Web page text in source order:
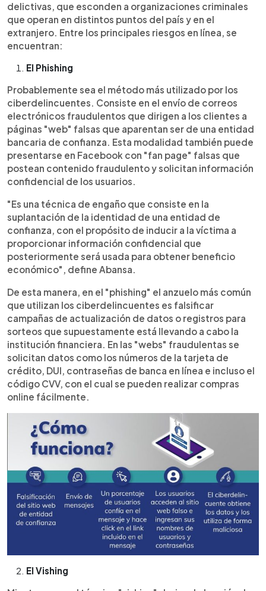
delictivas, que esconden a organizaciones criminales
que operan en distintos puntos del país y en el
extranjero. Entre los principales riesgos en línea, se
encuentran:
El Phishing
Probablemente sea el método más utilizado por los
ciberdelincuentes. Consiste en el envío de correos
electrónicos fraudulentos que dirigen a los clientes a
páginas "web" falsas que aparentan ser de una entidad
bancaria de confianza. Esta modalidad también puede
presentarse en Facebook con "fan page" falsas que
postean contenido fraudulento y solicitan información
confidencial de los usuarios.
"Es una técnica de engaño que consiste en la
suplantación de la identidad de una entidad de
confianza, con el propósito de inducir a la víctima a
proporcionar información confidencial que
posteriormente será usada para obtener beneficio
económico", define Abansa.
De esta manera, en el "phishing" el anzuelo más común
que utilizan los ciberdelincuentes es falsificar
campañas de actualización de datos o registros para
sorteos que supuestamente está llevando a cabo la
institución financiera. En las "webs" fraudulentas se
solicitan datos como los números de la tarjeta de
crédito, DUI, contraseñas de banca en línea e incluso el
código CVV, con el cual se pueden realizar compras
online fácilmente.
El Vishing